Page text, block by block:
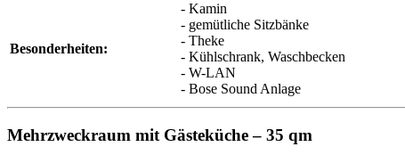
Besonderheiten:
- Kamin
- gemütliche Sitzbänke
- Theke
- Kühlschrank, Waschbecken
- W-LAN
- Bose Sound Anlage
Mehrzweckraum mit Gästeküche – 35 qm